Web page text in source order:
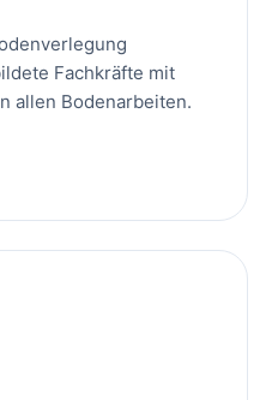
Fachkräfte mit
allen Bodenarbeiten.